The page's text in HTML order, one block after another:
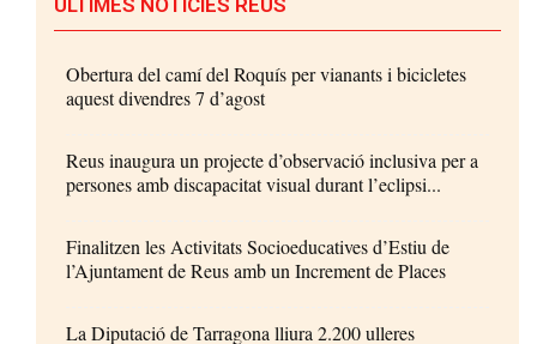
Obertura del camí del Roquís per vianants i bicicletes
aquest divendres 7 d’agost
Reus inaugura un projecte d’observació inclusiva per a
persones amb discapacitat visual durant l’eclipsi...
Finalitzen les Activitats Socioeducatives d’Estiu de
l’Ajuntament de Reus amb un Increment de Places
La Diputació de Tarragona lliura 2.200 ulleres